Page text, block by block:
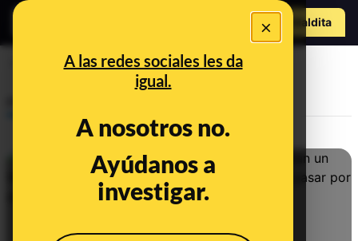
×
A las redes sociales les da
igual.
A nosotros no.
Ayúdanos a
investigar.
Hazte Maldito
a